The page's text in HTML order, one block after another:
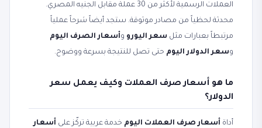
العملات الرسمية لأكثر من 30 عملة مقابل الجنيه المصري.
محدثة لحظياً من مصادر موثوقة. ستجد أيضاً شرحاً عملياً
مرتبطاً بعبارات مثل سعر اليورو وأسعار الصرف اليوم
وسعر الدولار اليوم حتى تصل للنتيجة بسرعة ووضوح.
ما هو أسعار صرف العملات وكيف يعمل سعر
الدولار؟
أداة أسعار صرف العملات اليوم خدمة عربية تركّز على أسعار